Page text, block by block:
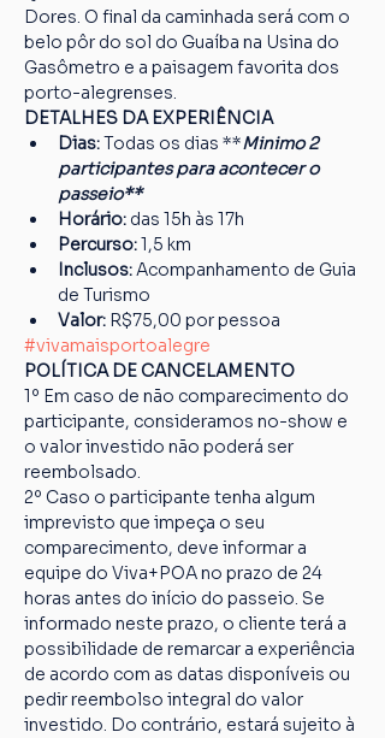
Dores. O final da caminhada será com o
belo pôr do sol do Guaíba na Usina do
Gasômetro e a paisagem favorita dos
porto-alegrenses.
DETALHES DA EXPERIÊNCIA
Dias: Todas os dias **Minimo 2
participantes para acontecer o
passeio**
Horário: das 15h às 17h
Percurso: 1,5 km
Inclusos: Acompanhamento de Guia
de Turismo
Valor: R$75,00 por pessoa
#vivamaisportoalegre
POLÍTICA DE CANCELAMENTO
1º Em caso de não comparecimento do
participante, consideramos no-show e
o valor investido não poderá ser
reembolsado.
2º Caso o participante tenha algum
imprevisto que impeça o seu
comparecimento, deve informar a
equipe do Viva+POA no prazo de 24
horas antes do início do passeio. Se
informado neste prazo, o cliente terá a
possibilidade de remarcar a experiência
de acordo com as datas disponíveis ou
pedir reembolso integral do valor
investido. Do contrário, estará sujeito à